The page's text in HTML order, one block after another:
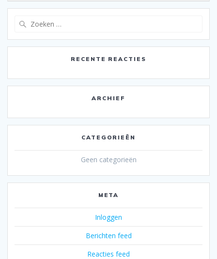
RECENTE REACTIES
ARCHIEF
CATEGORIEËN
Geen categorieën
META
Inloggen
Berichten feed
Reacties feed